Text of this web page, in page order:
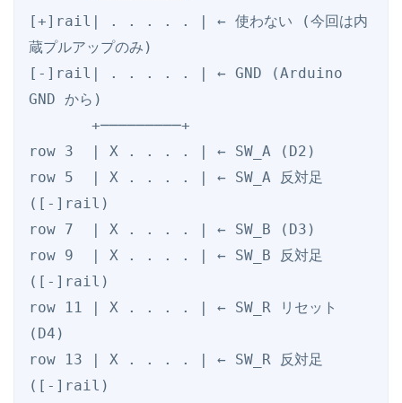
[+]rail| . . . . . | ← 使わない (今回は内
蔵プルアップのみ)
[-]rail| . . . . . | ← GND (Arduino
GND から)
row 3  | X . . . . | ← SW_A (D2)
row 5  | X . . . . | ← SW_A 反対足
([-]rail)
row 7  | X . . . . | ← SW_B (D3)
row 9  | X . . . . | ← SW_B 反対足
([-]rail)
row 11 | X . . . . | ← SW_R リセット
(D4)
row 13 | X . . . . | ← SW_R 反対足
([-]rail)